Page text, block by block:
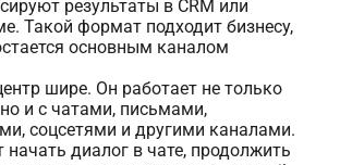
результаты в CRM или
Такой формат подходит бизнесу,
основным каналом
шире. Он работает не только
и с чатами, письмами,
соцсетями и другими каналами.
диалог в чате, продолжить